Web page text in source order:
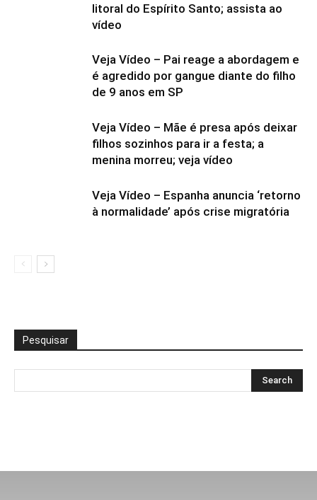
litoral do Espírito Santo; assista ao
vídeo
Veja Vídeo – Pai reage a abordagem e
é agredido por gangue diante do filho
de 9 anos em SP
Veja Vídeo – Mãe é presa após deixar
filhos sozinhos para ir a festa; a
menina morreu; veja vídeo
Veja Vídeo – Espanha anuncia ‘retorno
à normalidade’ após crise migratória
Pesquisar